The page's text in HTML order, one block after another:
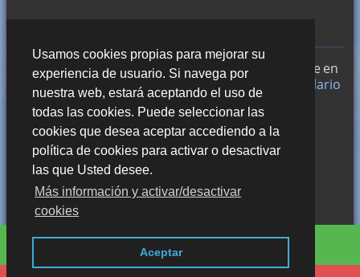
Usamos cookies propias para mejorar su
experiencia de usuario. Si navega por
nuestra web, estará aceptando el uso de
todas las cookies. Puede seleccionar las
cookies que desea aceptar accediendo a la
política de cookies para activar o desactivar
las que Usted desee.
Más información y activar/desactivar
cookies
Aceptar
Trabajamos enAlicante y si desea puede ponerse en
contacto con nosotros a través de nuestro
formulario
de contactoo llámenos a los números:
XXX XXX XXX
Aviso legal · LSSI · Política de cookies · Política de privacidad
Blog
Contáctenos por Whatsapp